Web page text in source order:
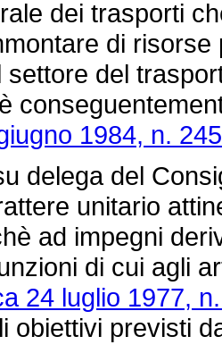
dei trasporti
di
settore del
1984, n. 245
del
unitario
ad impegni
di cui agli
24 luglio 1977,
obiettivi previsti